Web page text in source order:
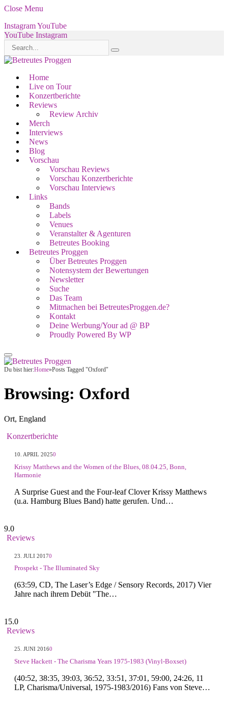
Close Menu
InstagramYouTube
YouTube Instagram
Home
Live on Tour
Konzertberichte
Reviews
Review Archiv
Merch
Interviews
News
Blog
Vorschau
Vorschau Reviews
Vorschau Konzertberichte
Vorschau Interviews
Links
Bands
Labels
Venues
Veranstalter & Agenturen
Betreutes Booking
Betreutes Proggen
Über Betreutes Proggen
Notensystem der Bewertungen
Newsletter
Suche
Das Team
Mitmachen bei BetreutesProggen.de?
Kontakt
Deine Werbung/Your ad @ BP
Proudly Powered By WP
Du bist hier:Home»Posts Tagged "Oxford"
Browsing: Oxford
Ort, England
Konzertberichte
10. APRIL 20250
Krissy Matthews and the Women of the Blues, 08.04.25, Bonn,
Harmonie
A Surprise Guest and the Four-leaf Clover Krissy Matthews
(u.a. Hamburg Blues Band) hatte gerufen. Und…
9.0
Reviews
23. JULI 20170
Prospekt - The Illuminated Sky
(63:59, CD, The Laser’s Edge / Sensory Records, 2017) Vier
Jahre nach ihrem Debüt "The…
15.0
Reviews
25. JUNI 20160
Steve Hackett - The Charisma Years 1975-1983 (Vinyl-Boxset)
(40:52, 38:35, 39:03, 36:52, 33:51, 37:01, 59:00, 24:26, 11
LP, Charisma/Universal, 1975-1983/2016) Fans von Steve…